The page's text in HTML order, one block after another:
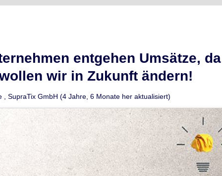
entgehen Umsätze,
wir in Zukunft ändern!
,SupraTix GmbH (4 Jahre, 6 Monate her aktualisiert)